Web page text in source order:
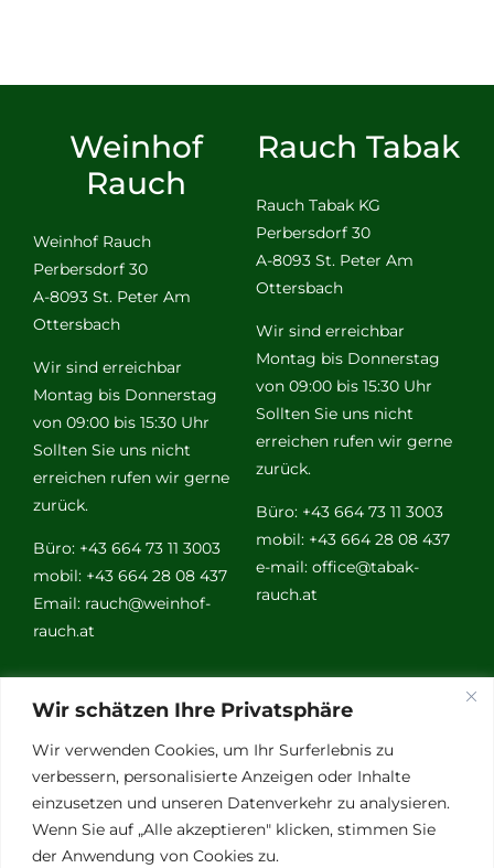
Wir schätzen Ihre Privatsphäre
Wir verwenden Cookies, um Ihr Surferlebnis zu
verbessern, personalisierte Anzeigen oder Inhalte
einzusetzen und unseren Datenverkehr zu analysieren.
Wenn Sie auf „Alle akzeptieren" klicken, stimmen Sie
der Anwendung von Cookies zu.
Weinhof
Rauch
Weinhof Rauch
Perbersdorf 30
A-8093 St. Peter Am
Ottersbach
Wir sind erreichbar
Montag bis Donnerstag
von 09:00 bis 15:30 Uhr
Sollten Sie uns nicht
erreichen rufen wir gerne
zurück.
Büro: +43 664 73 11 3003
mobil: +43 664 28 08 437
Email: rauch@weinhof-
rauch.at
Rauch Tabak
Rauch Tabak KG
Perbersdorf 30
A-8093 St. Peter Am
Ottersbach
Wir sind erreichbar
Montag bis Donnerstag
von 09:00 bis 15:30 Uhr
Sollten Sie uns nicht
erreichen rufen wir gerne
zurück.
Büro: +43 664 73 11 3003
mobil: +43 664 28 08 437
e-mail: office@tabak-
rauch.at
Weitere
Links
Vino Vitalis
Ottersbachtal
Partnerbetriebe